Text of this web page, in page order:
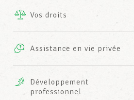
INFO-CENTER
Vos droits
Assistance en vie privée
complémentaires
AXA
Développement
professionnel